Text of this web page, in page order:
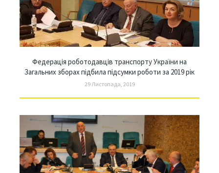
Федерація роботодавців транспорту України на
Загальних зборах підбила підсумки роботи за 2019 рік
29 Листопада, 2019